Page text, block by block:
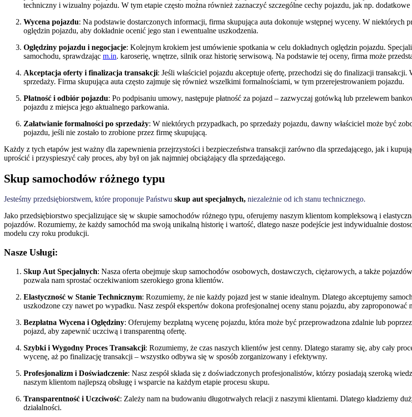
techniczny i wizualny pojazdu. W tym etapie często można również zaznaczyć szczególne cechy pojazdu, jak np. dodatkowe
Wycena pojazdu: Na podstawie dostarczonych informacji, firma skupująca auta dokonuje wstępnej wyceny. W niektórych
oględzin pojazdu, aby dokładnie ocenić jego stan i ewentualne uszkodzenia.
Oględziny pojazdu i negocjacje: Kolejnym krokiem jest umówienie spotkania w celu dokładnych oględzin pojazdu.
samochodu, sprawdzając m.in. karoserię, wnętrze, silnik oraz historię serwisową. Na podstawie tej oceny, firma może
Akceptacja oferty i finalizacja transakcji: Jeśli właściciel pojazdu akceptuje ofertę, przechodzi się do finalizacji
sprzedaży. Firma skupująca auta często zajmuje się również wszelkimi formalnościami, w tym przerejestrowaniem pojazdu.
Płatność i odbiór pojazdu: Po podpisaniu umowy, następuje płatność za pojazd – zazwyczaj gotówką lub przelewem
pojazdu z miejsca jego aktualnego parkowania.
Załatwianie formalności po sprzedaży: W niektórych przypadkach, po sprzedaży pojazdu, dawny właściciel może być
pojazdu, jeśli nie zostało to zrobione przez firmę skupującą.
Każdy z tych etapów jest ważny dla zapewnienia przejrzystości i bezpieczeństwa transakcji zarówno dla sprzedającego, jak i
uprościć i przyspieszyć cały proces, aby był on jak najmniej obciążający dla sprzedającego.
Skup samochodów różnego typu
Jesteśmy przedsiębiorstwem, które proponuje Państwu skup aut specjalnych, niezależnie od ich stanu technicznego.
Jako przedsiębiorstwo specjalizujące się w skupie samochodów różnego typu, oferujemy naszym klientom kompleksową i
pojazdów. Rozumiemy, że każdy samochód ma swoją unikalną historię i wartość, dlatego nasze podejście jest indywidualnie
modelu czy roku produkcji.
Nasze Usługi:
Skup Aut Specjalnych: Nasza oferta obejmuje skup samochodów osobowych, dostawczych, ciężarowych, a także
pozwala nam sprostać oczekiwaniom szerokiego grona klientów.
Elastyczność w Stanie Technicznym: Rozumiemy, że nie każdy pojazd jest w stanie idealnym. Dlatego akceptujemy
uszkodzone czy nawet po wypadku. Nasz zespół ekspertów dokona profesjonalnej oceny stanu pojazdu, aby zaproponować
Bezpłatna Wycena i Oględziny: Oferujemy bezpłatną wycenę pojazdu, która może być przeprowadzona zdalnie lub
pojazd, aby zapewnić uczciwą i transparentną ofertę.
Szybki i Wygodny Proces Transakcji: Rozumiemy, że czas naszych klientów jest cenny. Dlatego staramy się, aby cały
wycenę, aż po finalizację transakcji – wszystko odbywa się w sposób zorganizowany i efektywny.
Profesjonalizm i Doświadczenie: Nasz zespół składa się z doświadczonych profesjonalistów, którzy posiadają szeroką
naszym klientom najlepszą obsługę i wsparcie na każdym etapie procesu skupu.
Transparentność i Uczciwość: Zależy nam na budowaniu długotrwałych relacji z naszymi klientami. Dlatego kładziemy
działalności.